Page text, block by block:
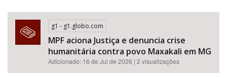
g1 - g1.globo.com
MPF aciona Justiça e denuncia crise
humanitária contra povo Maxakali em MG
Adicionado: 16 de Jul de 2026 | 2 visualizações